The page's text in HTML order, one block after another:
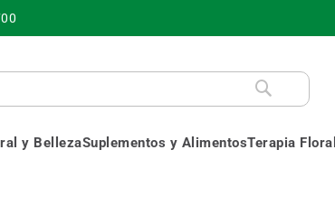
y BellezaSuplementos y AlimentosTerapia